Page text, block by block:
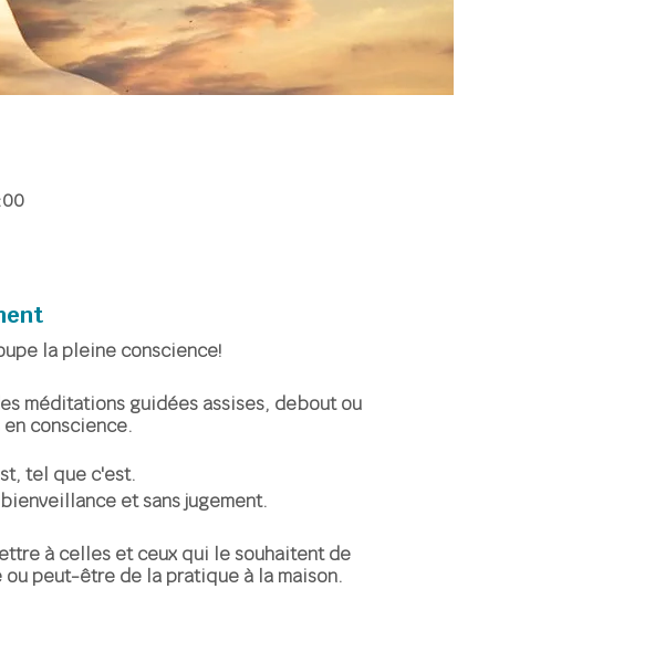
la pleine conscience!
méditations guidées assises, debout ou
conscience.
tel que c'est.
et sans jugement.
à celles et ceux qui le souhaitent de
peut-être de la pratique à la maison.